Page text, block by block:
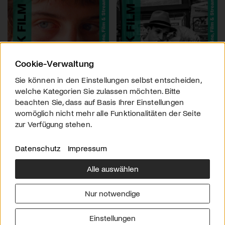
Über uns
Downloads
Werben
Impressum
Cookie-Verwaltung
Sie können in den Einstellungen selbst entscheiden,
welche Kategorien Sie zulassen möchten. Bitte
beachten Sie, dass auf Basis Ihrer Einstellungen
womöglich nicht mehr alle Funktionalitäten der Seite
zur Verfügung stehen.
Datenschutz Impressum
Alle auswählen
Nur notwendige
Einstellungen